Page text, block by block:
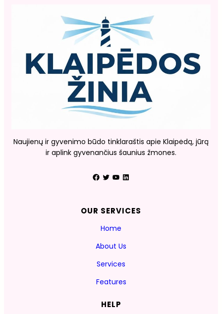
Naujienų ir gyvenimo būdo tinklaraštis apie Klaipėdą, jūrą
ir aplink gyvenančius šaunius žmones.
Facebook Twitter YouTube LinkedIn
OUR SERVICES
Home
About Us
Services
Features
HELP